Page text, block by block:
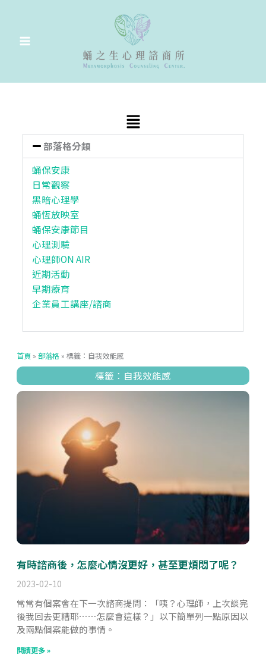
容
Main
部落格分類
蛹保安康
日常觀察
黑暗心理學
蛹恆放映室
蛹保安康節目
心理測驗
心理師ON AIR
近期活動
早期療育
企業員工講座/諮商
首頁 »部落格 »標籤：自我效能感
標籤：自我效能感
有時諮商後，怎麼心情沒更好，甚至更煩悶了呢？
2023-02-10
常常有個案會在下一次諮商提問：「咦？心理師，上次談完
後我回去更糟耶⋯⋯怎麼會這樣？」以下簡單列一點原因以
及兩點個案能做的事情。
閱讀更多 »